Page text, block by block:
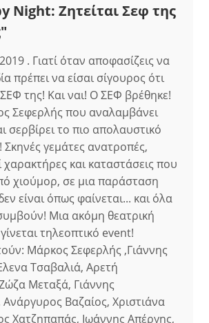
Night: Ζητείται Σεφ της
. Γιατί όταν αποφασίζεις να
πρέπει να είσαι σίγουρος ότι
ΣΕΦ της! Και ναι! Ο ΣΕΦ βρέθηκε!
Σεφερλής που αναλαμβάνει
σερβίρει το πιο απολαυστικό
Σκηνές γεμάτες ανατροπές,
χαρακτήρες και καταστάσεις που
χιούμορ, σε μια παράσταση
είναι όπως φαίνεται... και όλα
Μια ακόμη θεατρική
τηλεοπτικό event!
Μάρκος Σεφερλής ,Γιάννης
Τσαβαλιά, Αρετή
Μεταξά, Γιάννης
Βαζαίος, Χριστιάνα
Χατζηπαπάς, Ιωάννης Απέργης,